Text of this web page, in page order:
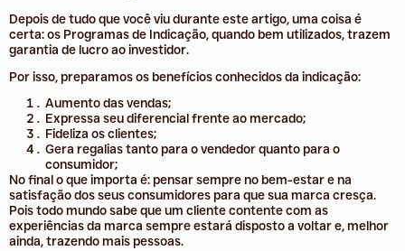
Depois de tudo que você viu durante este artigo, uma coisa é
certa: os Programas de Indicação, quando bem utilizados, trazem
garantia de lucro ao investidor.
Por isso, preparamos os benefícios conhecidos da indicação:
Aumento das vendas;
Expressa seu diferencial frente ao mercado;
Fideliza os clientes;
Gera regalias tanto para o vendedor quanto para o
consumidor;
No final o que importa é: pensar sempre no bem-estar e na
satisfação dos seus consumidores para que sua marca cresça.
Pois todo mundo sabe que um cliente contente com as
experiências da marca sempre estará disposto a voltar e, melhor
ainda, trazendo mais pessoas.